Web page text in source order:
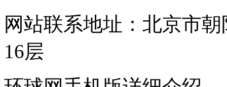
网站联系地址：北京市
16层